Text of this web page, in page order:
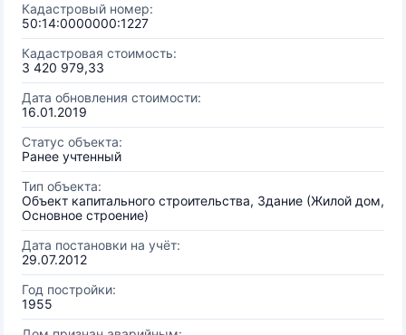
Кадастровый номер:
50:14:0000000:1227
Кадастровая стоимость:
3 420 979,33
Дата обновления стоимости:
16.01.2019
Статус объекта:
Ранее учтенный
Тип объекта:
Объект капитального строительства, Здание (Жилой дом,
Основное строение)
Дата постановки на учёт:
29.07.2012
Год постройки:
1955